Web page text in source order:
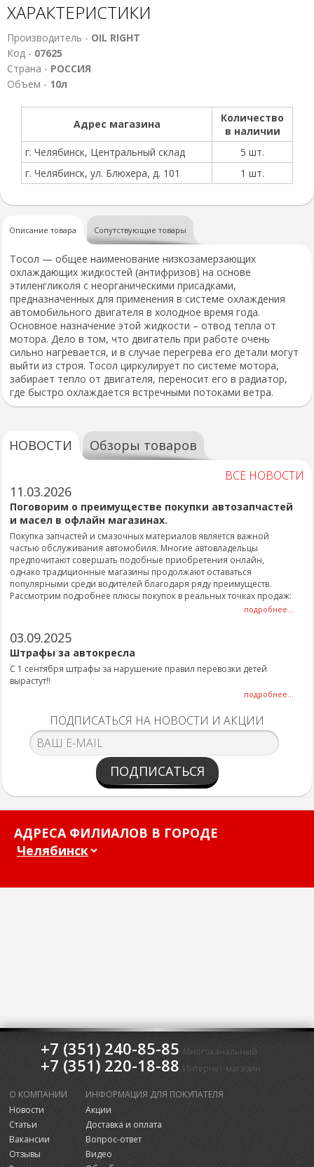
ХАРАКТЕРИСТИКИ
Производитель - OIL RIGHT
Код - 07625
Страна - РОССИЯ
Объем - 10л
Адрес магазина
Количество
в наличии
г. Челябинск, Центральный склад
5 шт.
г. Челябинск, ул. Блюхера, д. 101
1 шт.
Описание товара Сопутствующие товары
Тосол — общее наименование низкозамерзающих
охлаждающих жидкостей (антифризов) на основе
этиленгликоля с неорганическими присадками,
предназначенных для применения в системе охлаждения
автомобильного двигателя в холодное время года.
Основное назначение этой жидкости – отвод тепла от
мотора. Дело в том, что двигатель при работе очень
сильно нагревается, и в случае перегрева его детали могут
выйти из строя. Тосол циркулирует по системе мотора,
забирает тепло от двигателя, переносит его в радиатор,
где быстро охлаждается встречными потоками ветра.
НОВОСТИ Обзоры товаров
ВСЕ НОВОСТИ
11.03.2026
Поговорим о преимуществе покупки автозапчастей
и масел в офлайн магазинах.
Покупка запчастей и смазочных материалов является важной
частью обслуживания автомобиля. Многие автовладельцы
предпочитают совершать подобные приобретения онлайн,
однако традиционные магазины продолжают оставаться
популярными среди водителей благодаря ряду преимуществ.
Рассмотрим подробнее плюсы покупок в реальных точках продаж:
подробнее...
03.09.2025
Штрафы за автокресла
С 1 сентября штрафы за нарушение правил перевозки детей
вырастут!!
подробнее...
ПОДПИСАТЬСЯ НА НОВОСТИ И АКЦИИ
ПОДПИСАТЬСЯ
АДРЕСА ФИЛИАЛОВ В ГОРОДЕ
+7 (351) 240-85-85 Многоканальный
+7 (351) 220-18-88 Интернет-магазин
О КОМПАНИИ
Новости
Статьи
Вакансии
Отзывы
ИНФОРМАЦИЯ ДЛЯ ПОКУПАТЕЛЯ
Акции
Доставка и оплата
Вопрос-ответ
Видео